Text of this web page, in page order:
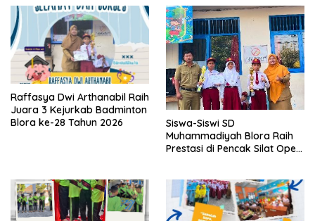
Raffasya Dwi Arthanabil Raih
Juara 3 Kejurkab Badminton
Blora ke-28 Tahun 2026
Siswa-Siswi SD
Muhammadiyah Blora Raih
Prestasi di Pencak Silat Open